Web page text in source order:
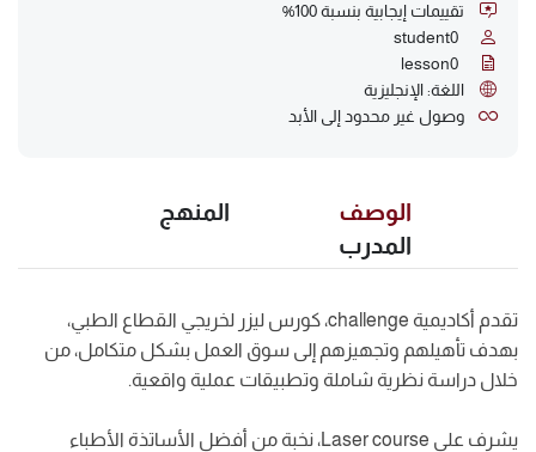
الوصف
المنهج
المدرب
تقدم أكاديمية challenge، كورس ليزر لخريجي القطاع الطبي،
بهدف تأهيلهم وتجهيزهم إلى سوق العمل بشكل متكامل، من
خلال دراسة نظرية شاملة وتطبيقات عملية واقعية.
يشرف على Laser course، نخبة من أفضل الأساتذة الأطباء
تقييمات إيجابية بنسبة 100%
0
student
0
lesson
اللغة: الإنجليزية
وصول غير محدود إلى الأبد